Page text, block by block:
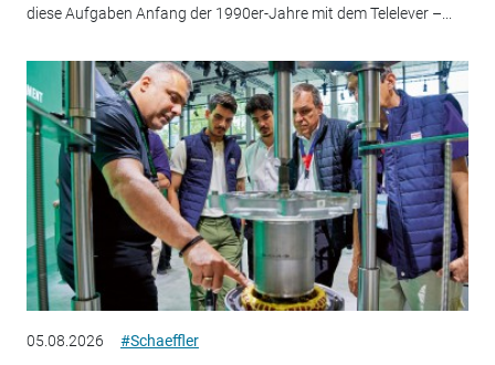
diese Aufgaben Anfang der 1990er-Jahre mit dem Telelever –...
05.08.2026 #Schaeffler